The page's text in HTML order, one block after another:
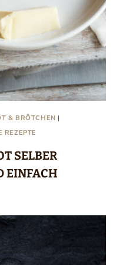
& BRÖTCHEN |
REZEPTE
SELBER
EINFACH